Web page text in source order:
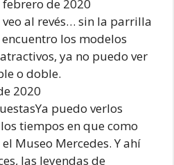
de 2020
veo al revés… sin la parrilla
los modelos
ya no puedo ver
o doble.
2020
puedo verlos
tiempos en que como
Museo Mercedes. Y ahí
las leyendas de